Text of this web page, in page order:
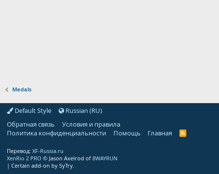
Medals
Default Style
Russian (RU)
Обратная связь
Условия и правила
Политика конфиденциальности
Помощь Главная
R
Перевод: XF-Russia.ru
XenRio 2 PRO © Jason Axelrod of 8WAYRUN
| Certain add-on by SyTry.